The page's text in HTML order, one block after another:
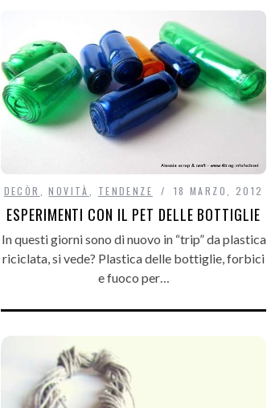
DECÒR ,NOVITÀ TENDENZE 18 MARZO, 2012
ESPERIMENTI CON IL PET DELLE BOTTIGLIE
In questi giorni sono di nuovo in “trip” da plastica
riciclata, si vede? Plastica delle bottiglie, forbici
e fuoco per…